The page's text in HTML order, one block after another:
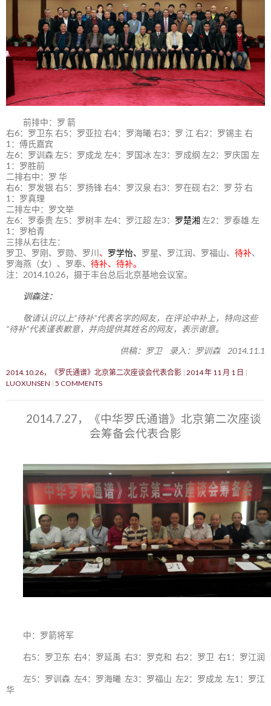
前排中：罗 箭
右6：罗卫东 右5：罗亚拉 右4：罗海曦 右3：罗 江 右2：罗锡主 右
1：傅氏嘉宾
左6：罗训森 左5：罗成龙 左4：罗国冰 左3：罗成纲 左2：罗庆国 左
1：罗胜前
二排右中：罗 华
右6：罗发银 右5：罗扬锋 右4：罗汉泉 右3：罗在砚 右2：罗 芬 右
1：罗真理
二排左中：罗文举
左6：罗泰贵 左5：罗树丰 左4：罗江超 左3： 罗楚湘 左2：罗泰雄 左
1：罗柏青
三排从右往左：
罗卫、罗刚、罗勋、罗川 、 罗学怡、 罗星、罗江润、罗福山、 待补、
罗海燕（女）、罗奉、 待补、待补。
注：2014.10.26，摄于丰台总后北京基地会议室。
训森注：
敬请认识以上“待补”代表名字的网友，在评论中补上，特向这些
“待补”代表谨表歉意，并向提供其姓名的网友，表示谢意。
供稿：罗卫 录入：罗训森 2014.11.1
2014.10.26，《罗氏通谱》北京第二次座谈会代表合影 2014 年 11 月 1 日
LUOXUNSEN 5 COMMENTS
2014.7.27，《中华罗氏通谱》北京第二次座谈
会筹备会代表合影
中：罗箭将军
右5：罗卫东 右4：罗延禹 右3：罗克和 右2：罗卫 右1：罗江润
左5：罗训森 左4：罗海曦 左3：罗福山 左2：罗成龙 左1：罗江
华